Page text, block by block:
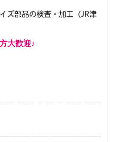
ズ部品の検査・加工（JR津
大歓迎♪